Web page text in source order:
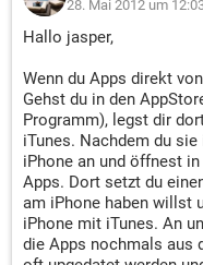
28. Mai 2012 um
Hallo jasper,
Wenn du Apps direkt
Gehst du in den
Programm), legst dir
iTunes. Nachdem du
iPhone an und öffnest
Apps. Dort setzt du
am iPhone haben willst
iPhone mit iTunes. An
die Apps nochmals aus